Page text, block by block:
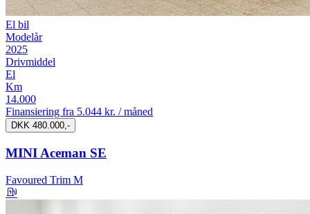
El bil
Modelår
2025
Drivmiddel
El
Km
14.000
Finansiering fra 5.044 kr. / måned
DKK 480.000,-
MINI Aceman SE
Favoured Trim M